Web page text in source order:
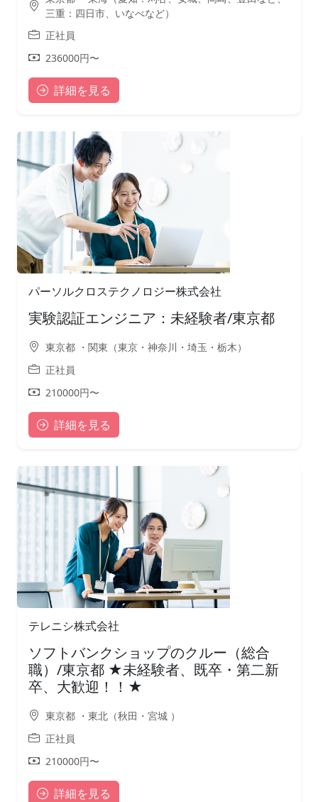
三重：四日市、いなべなど）
正社員
236000円〜
詳細を見る
パーソルクロステクノロジー株式会社
実験認証エンジニア：未経験者/東京都
東京都 ・関東（東京・神奈川・埼玉・栃木）
正社員
210000円〜
詳細を見る
テレニシ株式会社
ソフトバンクショップのクルー（総合
職）/東京都 ★未経験者、既卒・第二新
卒、大歓迎！！★
東京都 ・東北（秋田・宮城 ）
正社員
210000円〜
詳細を見る